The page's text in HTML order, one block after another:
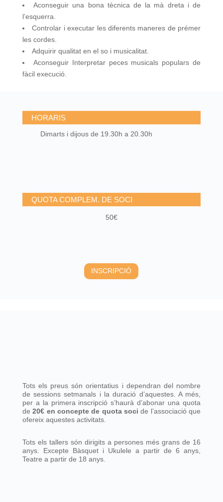
Aconseguir una bona tècnica de la mà dreta i de
l’esquerra.
Controlar i executar les diferents maneres de prémer
les cordes.
Adquirir qualitat en el so i musicalitat.
Aconseguir Interpretar peces musicals populars de
fàcil execució.
HORARIS
Dimarts i dijous de 19.30h a 20.30h
QUOTA COMPLEM. DE SOCI
50€
INSCRIPCIÓ
Tots els preus són orientatius i dependran del nombre
de sessions setmanals i la duració d’aquestes. A més,
per a la primera inscripció s’haurà d’abonar una quota
de20€ en concepte de quota soci de l’associació que
ofereix aquestes activitats.
Tots els tallers són dirigits a persones més grans de 16
anys. Excepte Bàsquet i Ukulele a partir de 6 anys,
Teatre a partir de 18 anys.